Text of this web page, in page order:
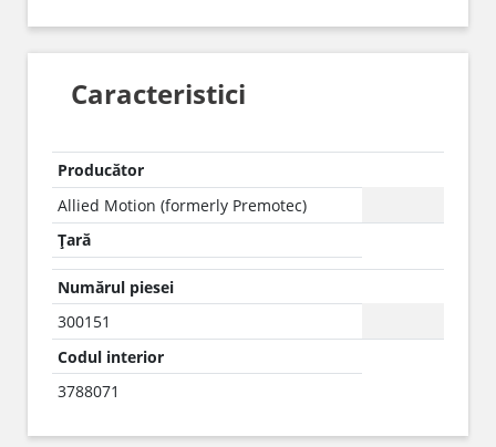
Caracteristici
Producător
Allied Motion (formerly Premotec)
Țară
Numărul piesei
300151
Codul interior
3788071